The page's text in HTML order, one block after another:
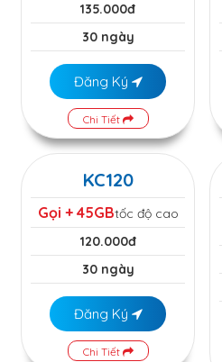
135.000đ
30 ngày
Đăng Ký
Chi Tiết
KC120
Gọi + 45GBtốc độ cao
120.000đ
30 ngày
Đăng Ký
Chi Tiết